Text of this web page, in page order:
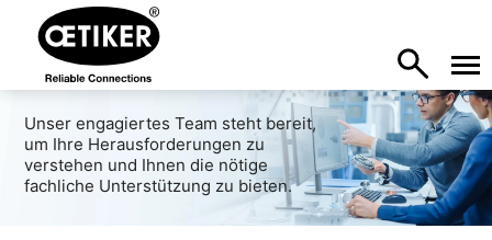
Unser engagiertes Team steht bereit,
um Ihre Herausforderungen zu
verstehen und Ihnen die nötige
fachliche Unterstützung zu bieten.